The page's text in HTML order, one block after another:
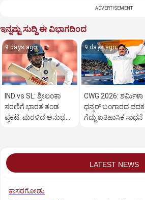
ADVERTISEMENT
ಇನ್ನಷ್ಟು ಸುದ್ದಿ ಈ ವಿಭಾಗದಿಂದ
9 days ago
IND vs SL: ಶ್ರೀಲಂಕಾ
ಸರಣಿಗೆ ಭಾರತ ತಂಡ
ಪ್ರಕಟ: ಮರಳಿದ ಅನುಭವಿ
9 days ago
CWG 2026: ಶರ್ಮಿಳಾ
ಧನ್ಕರ್ ಬಂಗಾರದ ಪದಕ
ಗೆದ್ದು ಐತಿಹಾಸಿಕ ಸಾಧನೆ
LATEST NEWS
ಕಾಸರಗೋಡು